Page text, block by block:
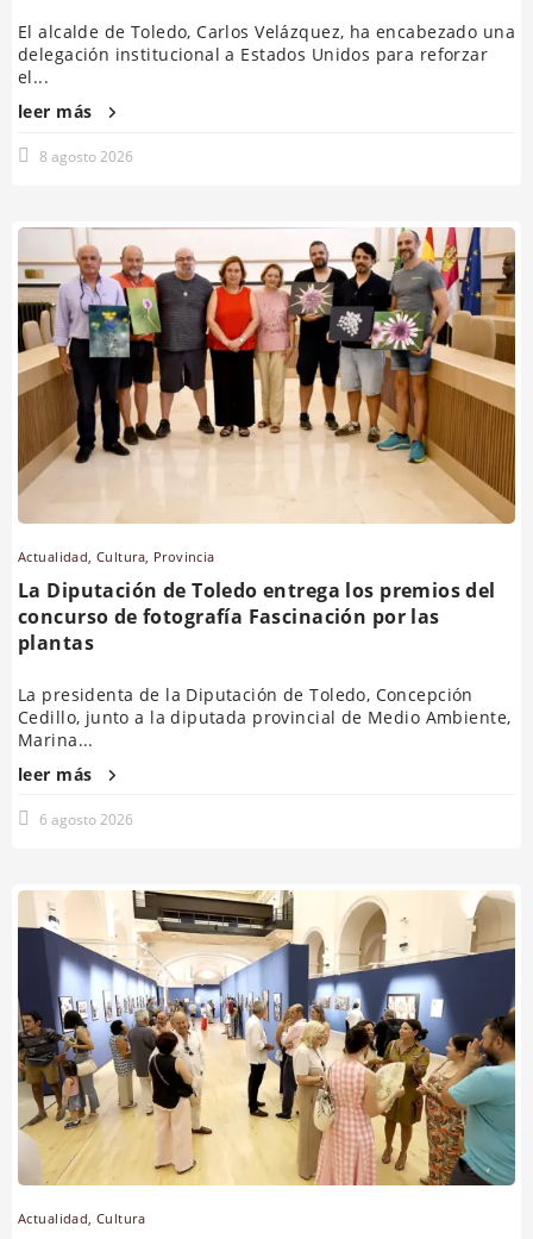
El alcalde de Toledo, Carlos Velázquez, ha encabezado una
delegación institucional a Estados Unidos para reforzar
el...
leer más
8 agosto 2026
Actualidad ,Cultura Provincia
La Diputación de Toledo entrega los premios del
concurso de fotografía Fascinación por las
plantas
La presidenta de la Diputación de Toledo, Concepción
Cedillo, junto a la diputada provincial de Medio Ambiente,
Marina...
leer más
6 agosto 2026
Actualidad,Cultura